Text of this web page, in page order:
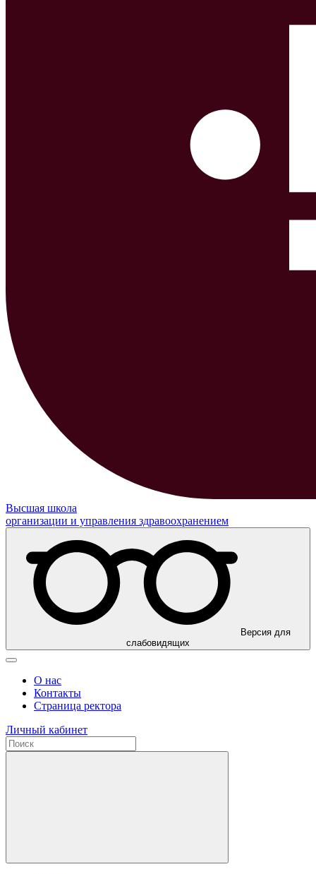
Высшая школа
организации и управления здравоохранением
Версия для
слабовидящих
О нас
Контакты
Страница ректора
Личный кабинет